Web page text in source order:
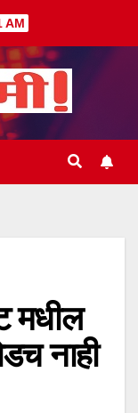
AM
मधील
नाही